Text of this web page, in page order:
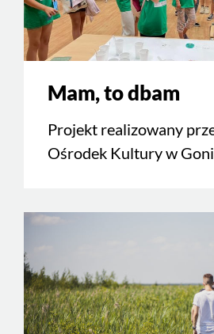
Mam, to dbam
Projekt realizowany
Ośrodek Kultury w